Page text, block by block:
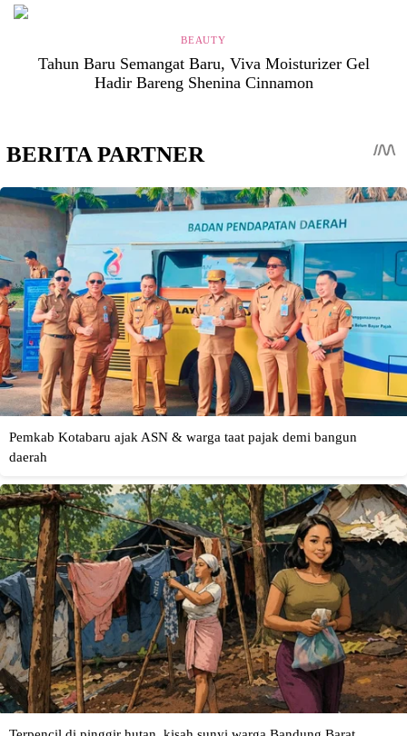
BEAUTY
Tahun Baru Semangat Baru, Viva Moisturizer Gel
Hadir Bareng Shenina Cinnamon